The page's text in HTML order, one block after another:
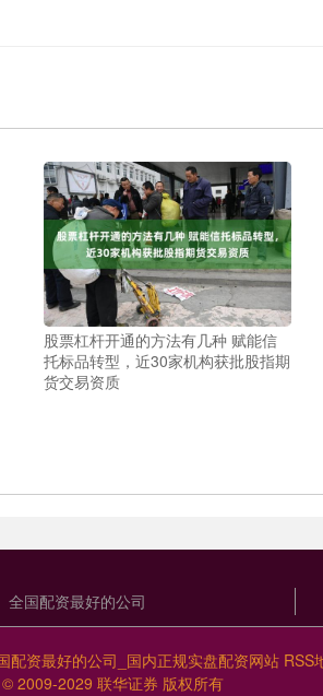
股票杠杆开通的方法有几种 赋能信
托标品转型，近30家机构获批股指期
货交易资质
全国配资最好的公司
配资最好的公司_国内正规实盘配资网站 RSS
© 2009-2029 联华证券 版权所有